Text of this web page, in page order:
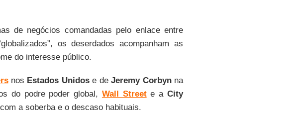
de negócios comandadas pelo enlace entre
os deserdados acompanham as
do interesse público.
nos Estados Unidose deJeremy Corbynna
do podre poder global, Wall Streete a City
a soberba e o descaso habituais.